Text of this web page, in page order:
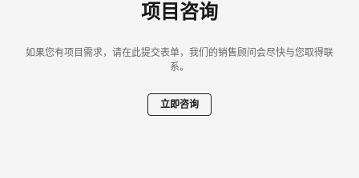
项目咨询
如果您有项目需求，请在此提交表单，我们的销售顾问会尽快与您取得联
系。
立即咨询